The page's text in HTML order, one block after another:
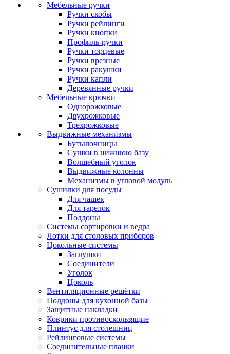
Мебельные ручки
Ручки скобы
Ручки рейлинги
Ручки кнопки
Профиль-ручки
Ручки торцевые
Ручки врезные
Ручки ракушки
Ручки капли
Деревянные ручки
Мебельные крючки
Однорожковые
Двухрожковые
Трехрожковые
Выдвижные механизмы
Бутылочницы
Сушки в нижнюю базу
Волшебный уголок
Выдвижные колонны
Механизмы в угловой модуль
Сушилки для посуды
Для чашек
Для тарелок
Поддоны
Системы сортировки и ведра
Лотки для столовых приборов
Цокольные системы
Заглушки
Соединители
Уголок
Цоколь
Вентиляционные решётки
Поддоны для кухонной базы
Защитные накладки
Коврики противоскользящие
Плинтус для столешниц
Рейлинговые системы
Соединительные планки